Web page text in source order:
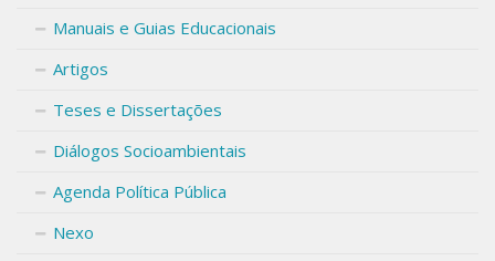
Manuais e Guias Educacionais
Artigos
Teses e Dissertações
Diálogos Socioambientais
Agenda Política Pública
Nexo